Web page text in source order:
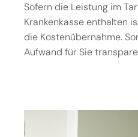
Sofern die Leistung im
Krankenkasse enthalten
die Kostenübernahme.
Aufwand für Sie